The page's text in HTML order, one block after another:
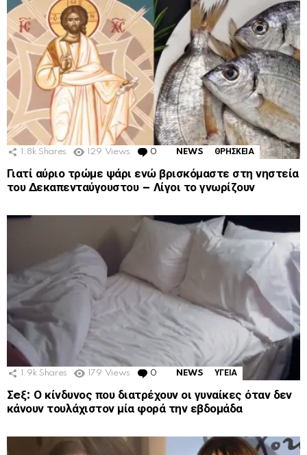
1.8k Shares 129 Views 0 Comments
NEWS ΘΡΗΣΚΕΙΑ
Γιατί αύριο τρώμε ψάρι ενώ βρισκόμαστε στη νηστεία
του Δεκαπενταύγουστου – Λίγοι το γνωρίζουν
1.9k Shares 179 Views 0 Comments
NEWS ΥΓΕΙΑ
Σeξ: Ο κίνδυνος που διατρέχουν οι γυναίκες όταν δεν
κάνουν τουλάχιστον μία φορά την εβδομάδα